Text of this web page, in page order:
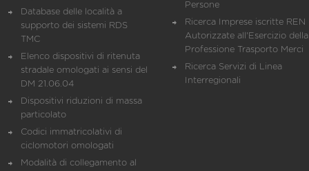
Database delle località a
supporto dei sistemi RDS
TMC
Elenco dispositivi di ritenuta
stradale omologati ai sensi del
DM 21.06.04
Dispositivi riduzioni di massa
particolato
Codici immatricolativi di
ciclomotori omologati
Modalità di collegamento al
Persone
Ricerca Imprese iscritte REN
Autorizzate all'Esercizio della
Professione Trasporto Merci
Ricerca Servizi di Linea
Interregionali